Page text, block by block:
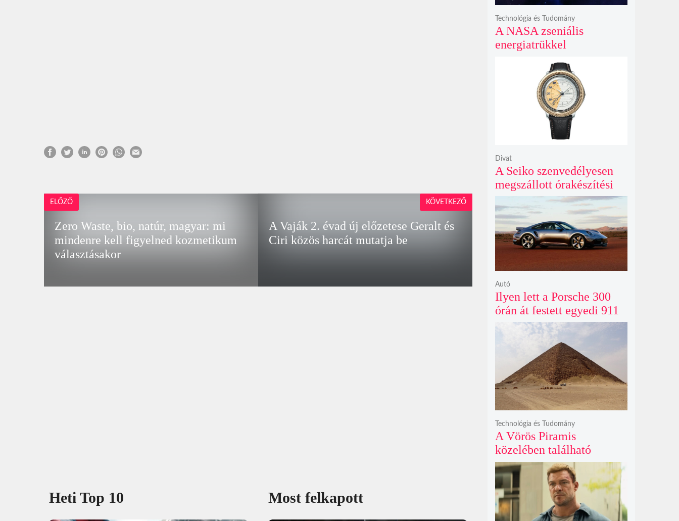
ELŐZŐ
Zero Waste, bio, natúr, magyar: mi
mindenre kell figyelned kozmetikum
választásakor
A Vaják 2. évad új előzetese Geralt és
Ciri közös harcát mutatja be
KÖVETKEZŐ
Heti Top 10 Most felkapott
A NASA zseniális
energiatrükkel
éves Voyager-2 csillagközi
küldetését
Technológia és Tudomány
A Seiko szenvedélyesen
megszállott órakészítési
kiállítása végre Londonba
érkezik idén nyáron
Divat
Ilyen lett a Porsche 300
órán át festett egyedi 911
Turbo S-e, ami ausztrál
naplementéből született
Autó
A Vörös Piramis
közelében található
rejtélyes vonalak nem
kőszállító rámpák, hanem
egy ókori gátrendszer
részei lehetnek
Technológia és Tudomány